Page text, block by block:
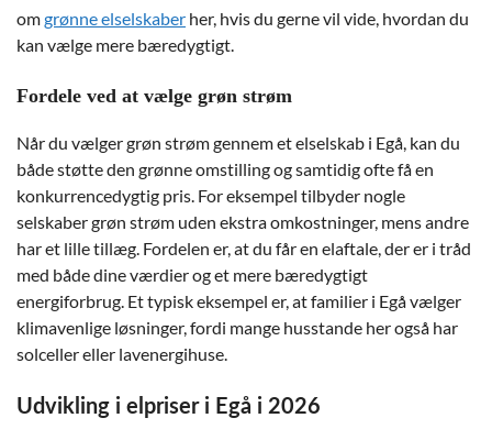
omgrønne elselskaber her, hvis du gerne vil vide, hvordan du
kan vælge mere bæredygtigt.
Fordele ved at vælge grøn strøm
Når du vælger grøn strøm gennem et elselskab i Egå, kan du
både støtte den grønne omstilling og samtidig ofte få en
konkurrencedygtig pris. For eksempel tilbyder nogle
selskaber grøn strøm uden ekstra omkostninger, mens andre
har et lille tillæg. Fordelen er, at du får en elaftale, der er i tråd
med både dine værdier og et mere bæredygtigt
energiforbrug. Et typisk eksempel er, at familier i Egå vælger
klimavenlige løsninger, fordi mange husstande her også har
solceller eller lavenergihuse.
Udvikling i elpriser i Egå i 2026